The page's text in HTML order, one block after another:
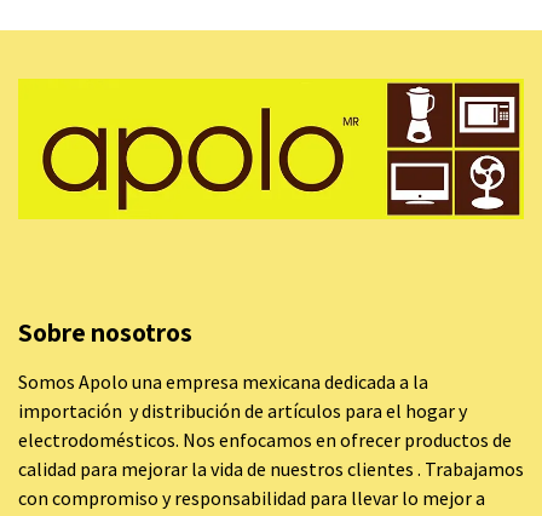
Sobre nosotros
Somos Apolo una empresa mexicana dedicada a la
importación y distribución de artículos para el hogar y
electrodomésticos. Nos enfocamos en ofrecer productos de
calidad para mejorar la vida de nuestros clientes . Trabajamos
con compromiso y responsabilidad para llevar lo mejor a